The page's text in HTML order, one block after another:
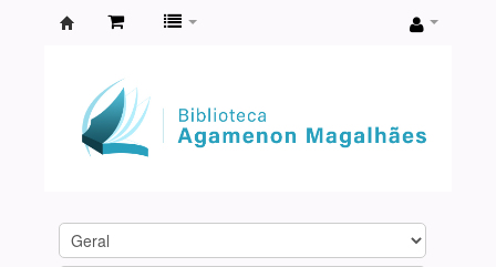
Agamenon
Magalhães